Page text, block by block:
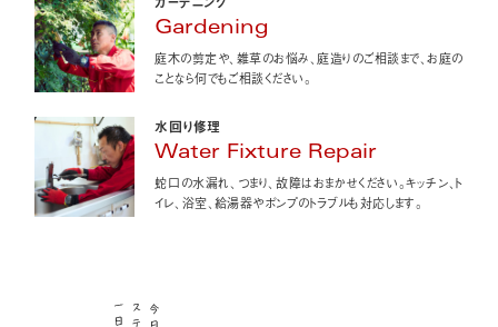
Gardening
庭木の剪定や、雑草のお悩み、庭造りのご相談まで、お庭の
ことなら何でもご相談ください。
水回り修理
Water Fixture Repair
蛇口の水漏れ、つまり、故障はおまかせください。キッチン、ト
イレ、浴室、給湯器やポンプのトラブルも対応します。